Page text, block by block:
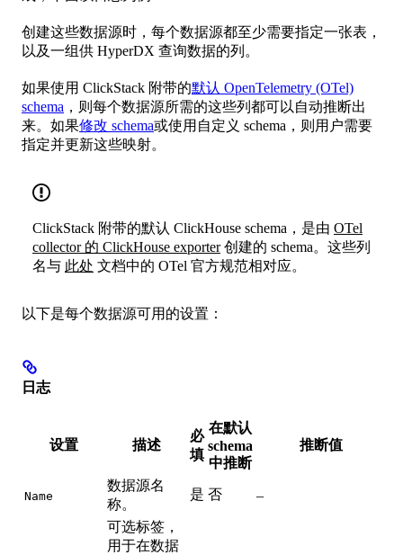
创建这些数据源时，每个数据源都至少需要指定一张表，
以及一组供 HyperDX 查询数据的列。
如果使用 ClickStack 附带的默认 OpenTelemetry (OTel)
schema ，则每个数据源所需的这些列都可以自动推断出
来。如果修改 schema或使用自定义 schema，则用户需要
指定并更新这些映射。
ClickStack 附带的默认 ClickHouse schema，是由 OTel
collector 的 ClickHouse exporter创建的 schema。这些列
名与 此处 文档中的 OTel 官方规范相对应。
以下是每个数据源可用的设置：
日志
设置 描述
必
填
在默认
schema
中推断
推断值
Name
数据源名
称。
是 否 –
可选标签，
用于在数据